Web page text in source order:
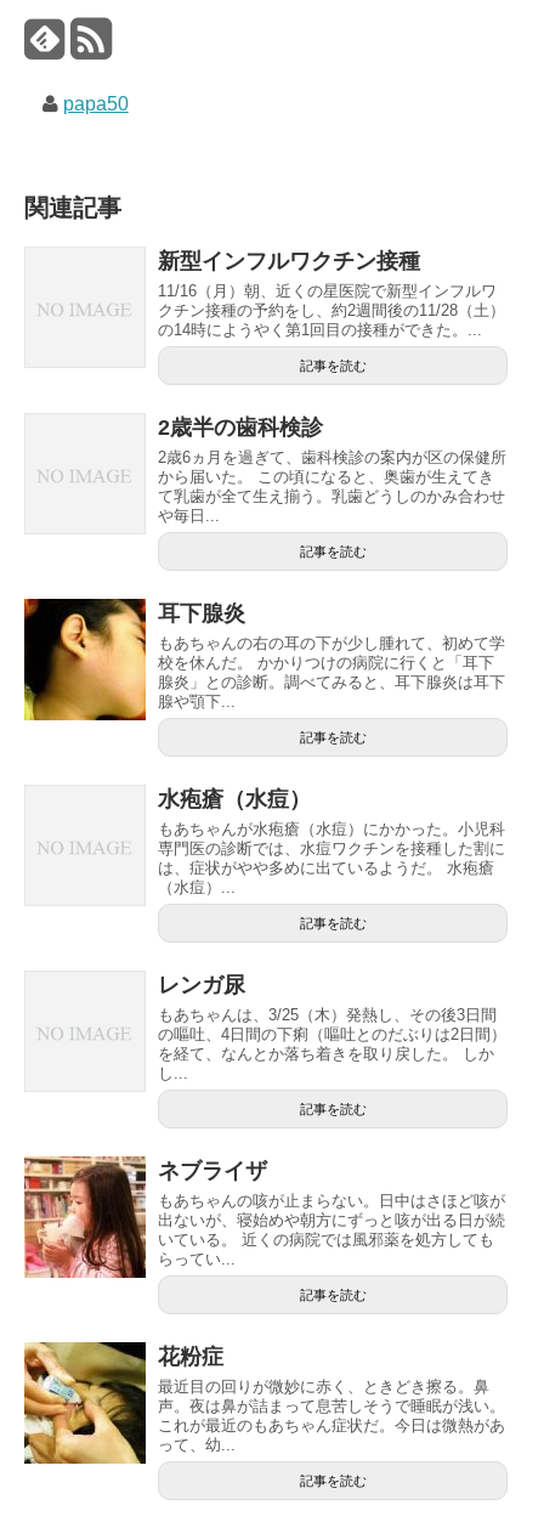
papa50
関連記事
新型インフルワクチン接種
11/16（月）朝、近くの星医院で新型インフルワ
クチン接種の予約をし、約2週間後の11/28（土）
の14時にようやく第1回目の接種ができた。...
記事を読む
2歳半の歯科検診
2歳6ヵ月を過ぎて、歯科検診の案内が区の保健所
から届いた。 この頃になると、奥歯が生えてき
て乳歯が全て生え揃う。乳歯どうしのかみ合わせ
や毎日...
記事を読む
耳下腺炎
もあちゃんの右の耳の下が少し腫れて、初めて学
校を休んだ。 かかりつけの病院に行くと「耳下
腺炎」との診断。調べてみると、耳下腺炎は耳下
腺や顎下...
記事を読む
水疱瘡（水痘）
もあちゃんが水疱瘡（水痘）にかかった。小児科
専門医の診断では、水痘ワクチンを接種した割に
は、症状がやや多めに出ているようだ。 水疱瘡
（水痘）...
記事を読む
レンガ尿
もあちゃんは、3/25（木）発熱し、その後3日間
の嘔吐、4日間の下痢（嘔吐とのだぶりは2日間）
を経て、なんとか落ち着きを取り戻した。 しか
し...
記事を読む
ネブライザ
もあちゃんの咳が止まらない。日中はさほど咳が
出ないが、寝始めや朝方にずっと咳が出る日が続
いている。 近くの病院では風邪薬を処方しても
らってい...
記事を読む
花粉症
最近目の回りが微妙に赤く、ときどき擦る。鼻
声。夜は鼻が詰まって息苦しそうで睡眠が浅い。
これが最近のもあちゃん症状だ。今日は微熱があ
って、幼...
記事を読む